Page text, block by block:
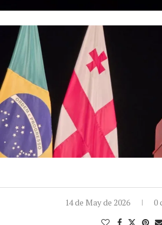
14 de May de 2026 0